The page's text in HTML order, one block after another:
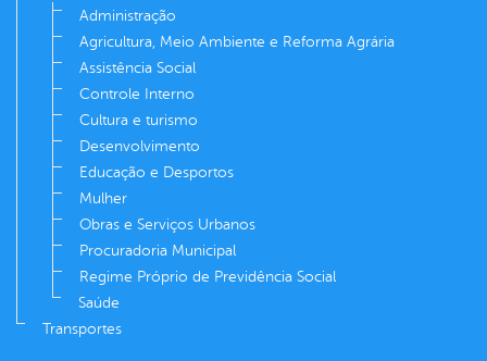
Administração
Agricultura, Meio Ambiente e Reforma Agrária
Assistência Social
Controle Interno
Cultura e turismo
Desenvolvimento
Educação e Desportos
Mulher
Obras e Serviços Urbanos
Procuradoria Municipal
Regime Próprio de Previdência Social
Saúde
Transportes